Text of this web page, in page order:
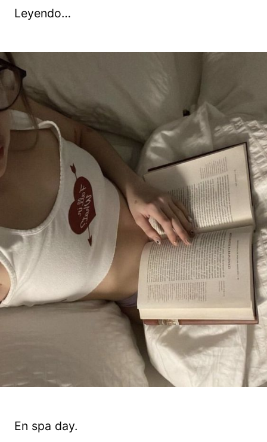
Leyendo…
En spa day.